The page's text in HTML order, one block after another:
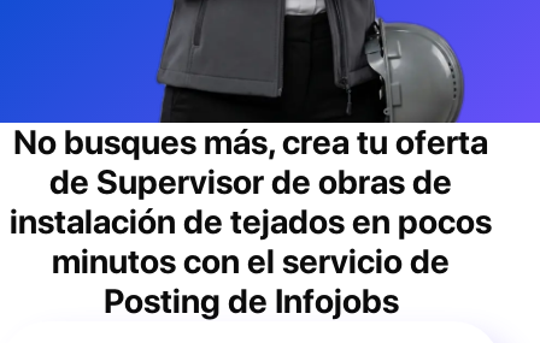
No busques más, crea tu oferta
de Supervisor de obras de
instalación de tejadosen pocos
minutos con el servicio de
Posting de Infojobs